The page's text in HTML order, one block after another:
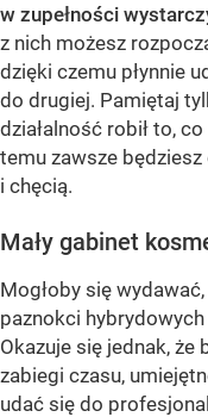
w zupełności
z nich możesz
dzięki czemu płynnie
do drugiej. Pamiętaj
działalność robił to,
temu zawsze
i chęcią.
Mały gabinet
Mogłoby się
paznokci
Okazuje się jednak,
zabiegi czasu,
udać się do